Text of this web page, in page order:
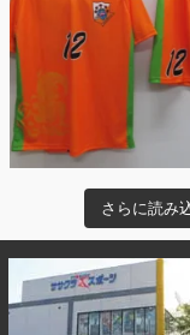
さらに読み